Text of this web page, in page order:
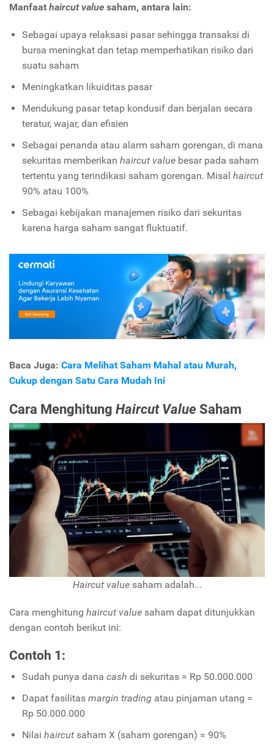
Manfaat haircut value saham, antara lain:
Sebagai upaya relaksasi pasar sehingga transaksi di
bursa meningkat dan tetap memperhatikan risiko dari
suatu saham
Meningkatkan likuiditas pasar
Mendukung pasar tetap kondusif dan berjalan secara
teratur, wajar, dan efisien
Sebagai penanda atau alarm saham gorengan, di mana
sekuritas memberikan haircut value besar pada saham
tertentu yang terindikasi saham gorengan. Misal haircut
90% atau 100%
Sebagai kebijakan manajemen risiko dari sekuritas
karena harga saham sangat fluktuatif.
Baca Juga: Cara Melihat Saham Mahal atau Murah,
Cukup dengan Satu Cara Mudah Ini
Cara Menghitung Haircut Value Saham
Haircut valuesaham adalah...
Cara menghitung haircut value saham dapat ditunjukkan
dengan contoh berikut ini:
Contoh 1:
Sudah punya dana cash di sekuritas = Rp 50.000.000
Dapat fasilitas margin trading atau pinjaman utang =
Rp 50.000.000
Nilai haircutsaham X (saham gorengan) = 90%